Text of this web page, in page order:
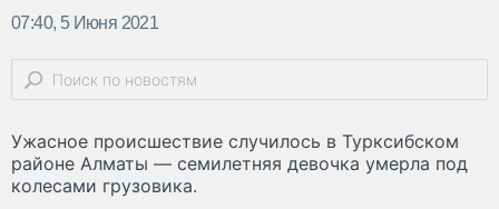
07:40, 5 Июня 2021
Ужасное происшествие случилось в Турксибском
районе Алматы — семилетняя девочка умерла под
колесами грузовика.